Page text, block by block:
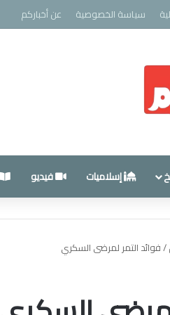
سياسة الخصوصية عن أخباركم
إسلاميات فيديو
/فوائد التمر لمرضى السكري